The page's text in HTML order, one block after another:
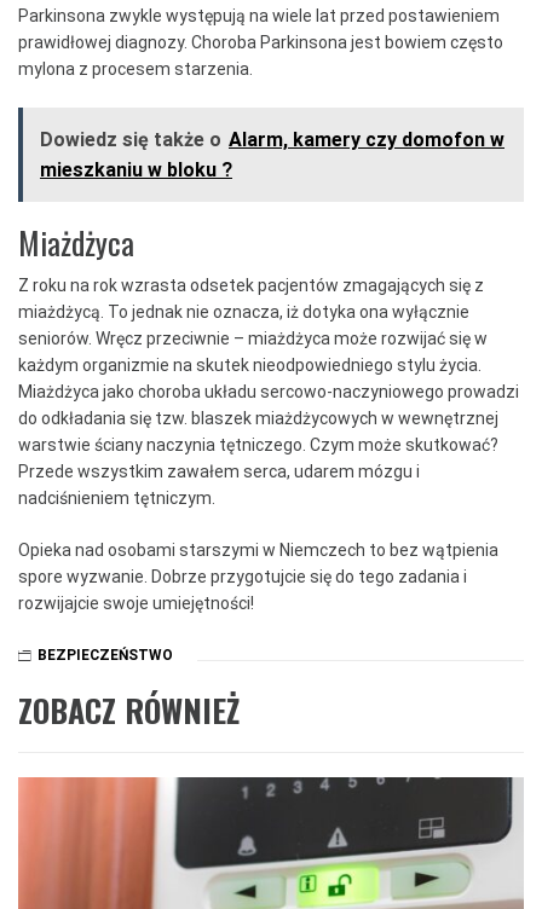
Parkinsona zwykle występują na wiele lat przed postawieniem
prawidłowej diagnozy. Choroba Parkinsona jest bowiem często
mylona z procesem starzenia.
Dowiedz się także o Alarm, kamery czy domofon w
mieszkaniu w bloku ?
Miażdżyca
Z roku na rok wzrasta odsetek pacjentów zmagających się z
miażdżycą. To jednak nie oznacza, iż dotyka ona wyłącznie
seniorów. Wręcz przeciwnie – miażdżyca może rozwijać się w
każdym organizmie na skutek nieodpowiedniego stylu życia.
Miażdżyca jako choroba układu sercowo-naczyniowego prowadzi
do odkładania się tzw. blaszek miażdżycowych w wewnętrznej
warstwie ściany naczynia tętniczego. Czym może skutkować?
Przede wszystkim zawałem serca, udarem mózgu i
nadciśnieniem tętniczym.
Opieka nad osobami starszymi w Niemczech to bez wątpienia
spore wyzwanie. Dobrze przygotujcie się do tego zadania i
rozwijajcie swoje umiejętności!
BEZPIECZEŃSTWO
ZOBACZ RÓWNIEŻ